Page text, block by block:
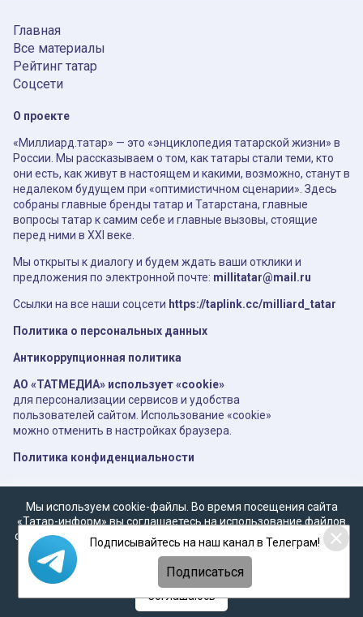
Главная
Все материалы
Рейтинг татар
Соцсети
О проекте
«Миллиард.татар» — это «энциклопедия татарской жизни» в
России. Мы рассказываем о том, как татары стали теми, кто
они есть, как живут в настоящем и какими, возможно, станут в
недалеком будущем при «оптимистичном сценарии». Здесь
собраны главные бренды татар и Татарстана, главные
вопросы татар к самим себе и главные вызовы, стоящие
перед ними в XXI веке.
Мы открыты к диалогу и будем ждать ваши отклики и
предложения по электронной почте: millitatar@mail.ru
Ссылки на все наши соцсети https://taplink.cc/milliard_tatar
Политика о персональных данных
Антикоррупционная политика
АО «ТАТМЕДИА» использует «cookie»
для персонализации сервисов и удобства
пользователей сайтом. Использование «cookie»
можно отменить в настройках браузера.
Политика конфиденциальности
Мы используем cookie-файлы. Во время посещения сайта
«Татар-информ» вы соглашаетесь на использование файлов
cookie в соответствии с настоящим уведомлением, согласием
наобработку персональных данных,Политикой о
персональных данных
Политикой конфиденциальности
Соглашаюсь
Подписывайтесь на наш канал в Телеграм!
Подписаться